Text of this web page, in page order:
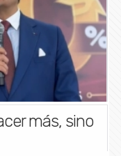
más, sino